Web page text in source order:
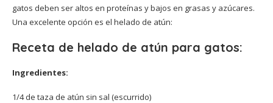
gatos deben ser altos en proteínas y bajos en grasas y azúcares.
Una excelente opción es el helado de atún:
Receta de helado de atún para gatos:
Ingredientes:
1/4 de taza de atún sin sal (escurrido)